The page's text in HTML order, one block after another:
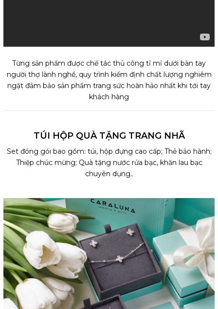
Từng sản phẩm được chế tác thủ công tỉ mỉ dưới bàn tay
người thợ lành nghề, quy trình kiểm định chất lượng nghiêm
ngặt đảm bảo sản phẩm trang sức hoàn hảo nhất khi tới tay
khách hàng
TÚI HỘP QUÀ TẶNG TRANG NHÃ
Set đóng gói bao gồm: túi, hộp đựng cao cấp; Thẻ bảo hành;
Thiệp chúc mừng; Quà tặng nước rửa bạc, khăn lau bạc
chuyên dụng..